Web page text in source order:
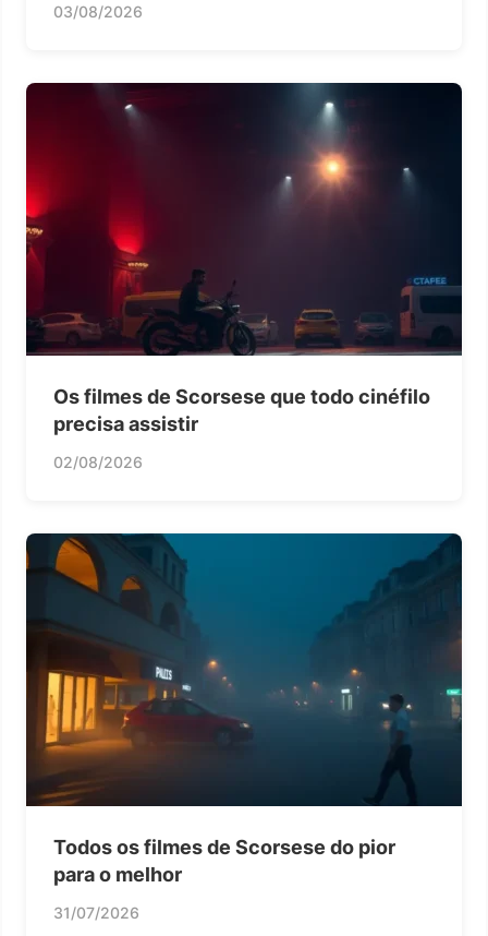
03/08/2026
Os filmes de Scorsese que todo cinéfilo
precisa assistir
02/08/2026
Todos os filmes de Scorsese do pior
para o melhor
31/07/2026